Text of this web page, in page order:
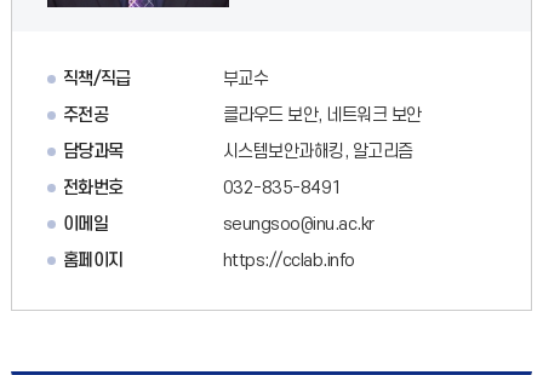
직책/직급
부교수
주전공
클라우드 보안, 네트워크 보안
담당과목
시스템보안과해킹, 알고리즘
전화번호
032-835-8491
이메일
seungsoo@inu.ac.kr
홈페이지
https://cclab.info